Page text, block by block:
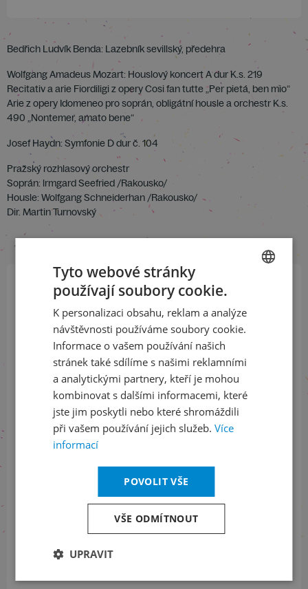
Bedřich Ludvík Benda: Lazebník sevillský, předehra
Wolfgang Amadeus Mozart: Houslový koncert A dur K.s. 219
Recitativ a arie Fiordiligi z opery Cosi fan tutte „Per pietá, ben mio“
Arie z opery Idomeneo pro soprán, obligátní housle a orchestr K.s.
490 „Nontemer, amato bene“
Josef Haydn: Symfonie D dur č. 104
Pražský rozhlasový orchestr
Soprán: lrmgard Seefried /Rakousko/
Housle: Wolfgang Schneiderhan /Rakousko/
Dir. Martin Turnovský
Přihlaste se k našemu newsletteru
a buďte jako první v obraze
ODEBÍRAT NEWSLETTER
Sledujte nás na sociálních sítích
Informace o stavu objednávek
ENGLISH
Tyto webové stránky
používají soubory cookie.
K personalizaci obsahu, reklam a analýze
návštěvnosti používáme soubory cookie.
Informace o vašem používání našich
stránek také sdílíme s našimi reklamními
a analytickými partnery, kteří je mohou
kombinovat s dalšími informacemi, které
jste jim poskytli nebo které shromáždili
při vašem používání jejich služeb. Více
informací
POVOLIT VŠE
VŠE ODMÍTNOUT
UPRAVIT